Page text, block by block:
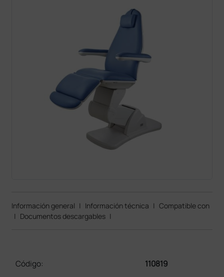
Información general | Información técnica | Compatible con
| Documentos descargables |
Código:
110819